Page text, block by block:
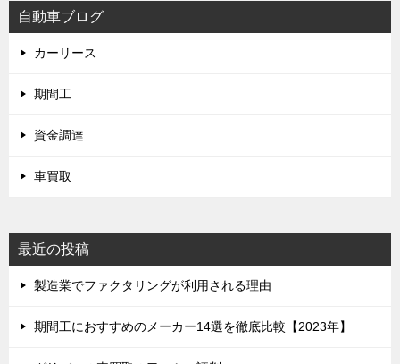
自動車ブログ
カーリース
期間工
資金調達
車買取
最近の投稿
製造業でファクタリングが利用される理由
期間工におすすめのメーカー14選を徹底比較【2023年】